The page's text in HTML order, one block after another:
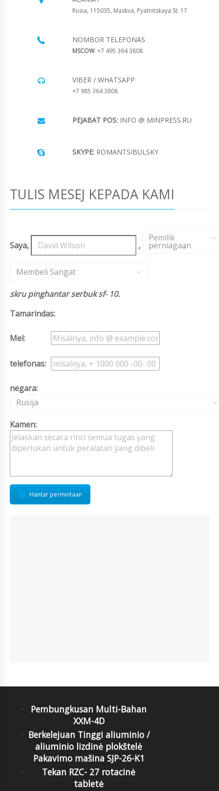
Rusia, 115035, Maskva, Pyatnitskaya St. 17
NOMBOR TELEFONAS
MSCOW: +7 495 364 3808
VIBER / WHATSAPP
+7 985 364 3808
PEJABAT POS: INFO @ MINPRESS.RU
SKYPE: ROMANTSIBULSKY
TULIS MESEJ KEPADA KAMI
Saya, ,
Pemilik
perniagaan
,
Membeli Sangat
skru pinghantar serbuk sf- 10.
Tamarindas:
Mel:
telefonas:
negara:
Rusija
Kamen:
Hantar permintaan
Pembungkusan Multi-Bahan
XXM-4D
Berkelejuan Tinggi aliuminio /
aliuminio lizdinė plokštelė
Pakavimo mašina SJP-26-K1
Tekan RZC- 27 rotacinė
tabletė